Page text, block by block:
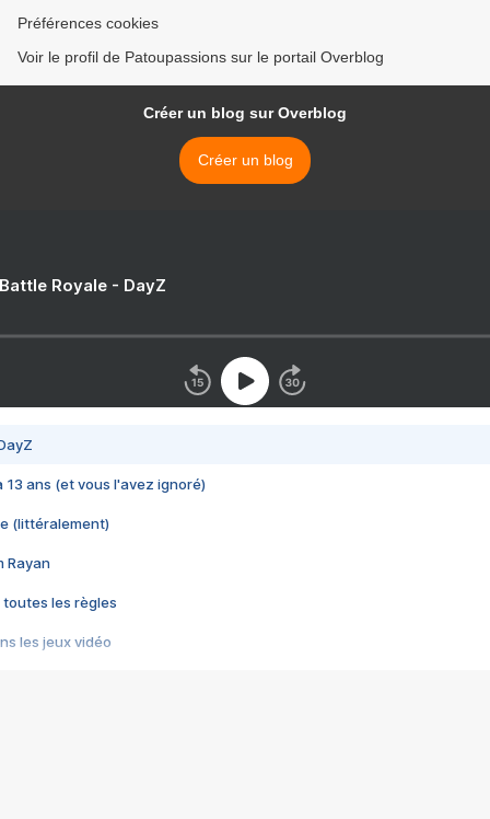
Préférences cookies
Voir le profil de Patoupassions sur le portail Overblog
Créer un blog sur Overblog
Créer un blog
Royale - DayZ
13 ans (et vous l'avez ignoré)
(littéralement)
Rayan
toutes les règles
les jeux vidéo